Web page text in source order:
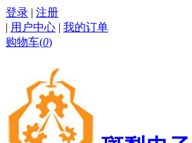
登录 | 注册
| 用户中心 | 我的订单
购物车(0)